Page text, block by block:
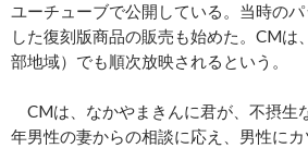
ユーチューブで公開している。当時の
した復刻版商品の販売も始めた。CMは
部地域）でも順次放映されるという。
CMは、なかやまきんに君が、不摂生
年男性の妻からの相談に応え、男性に